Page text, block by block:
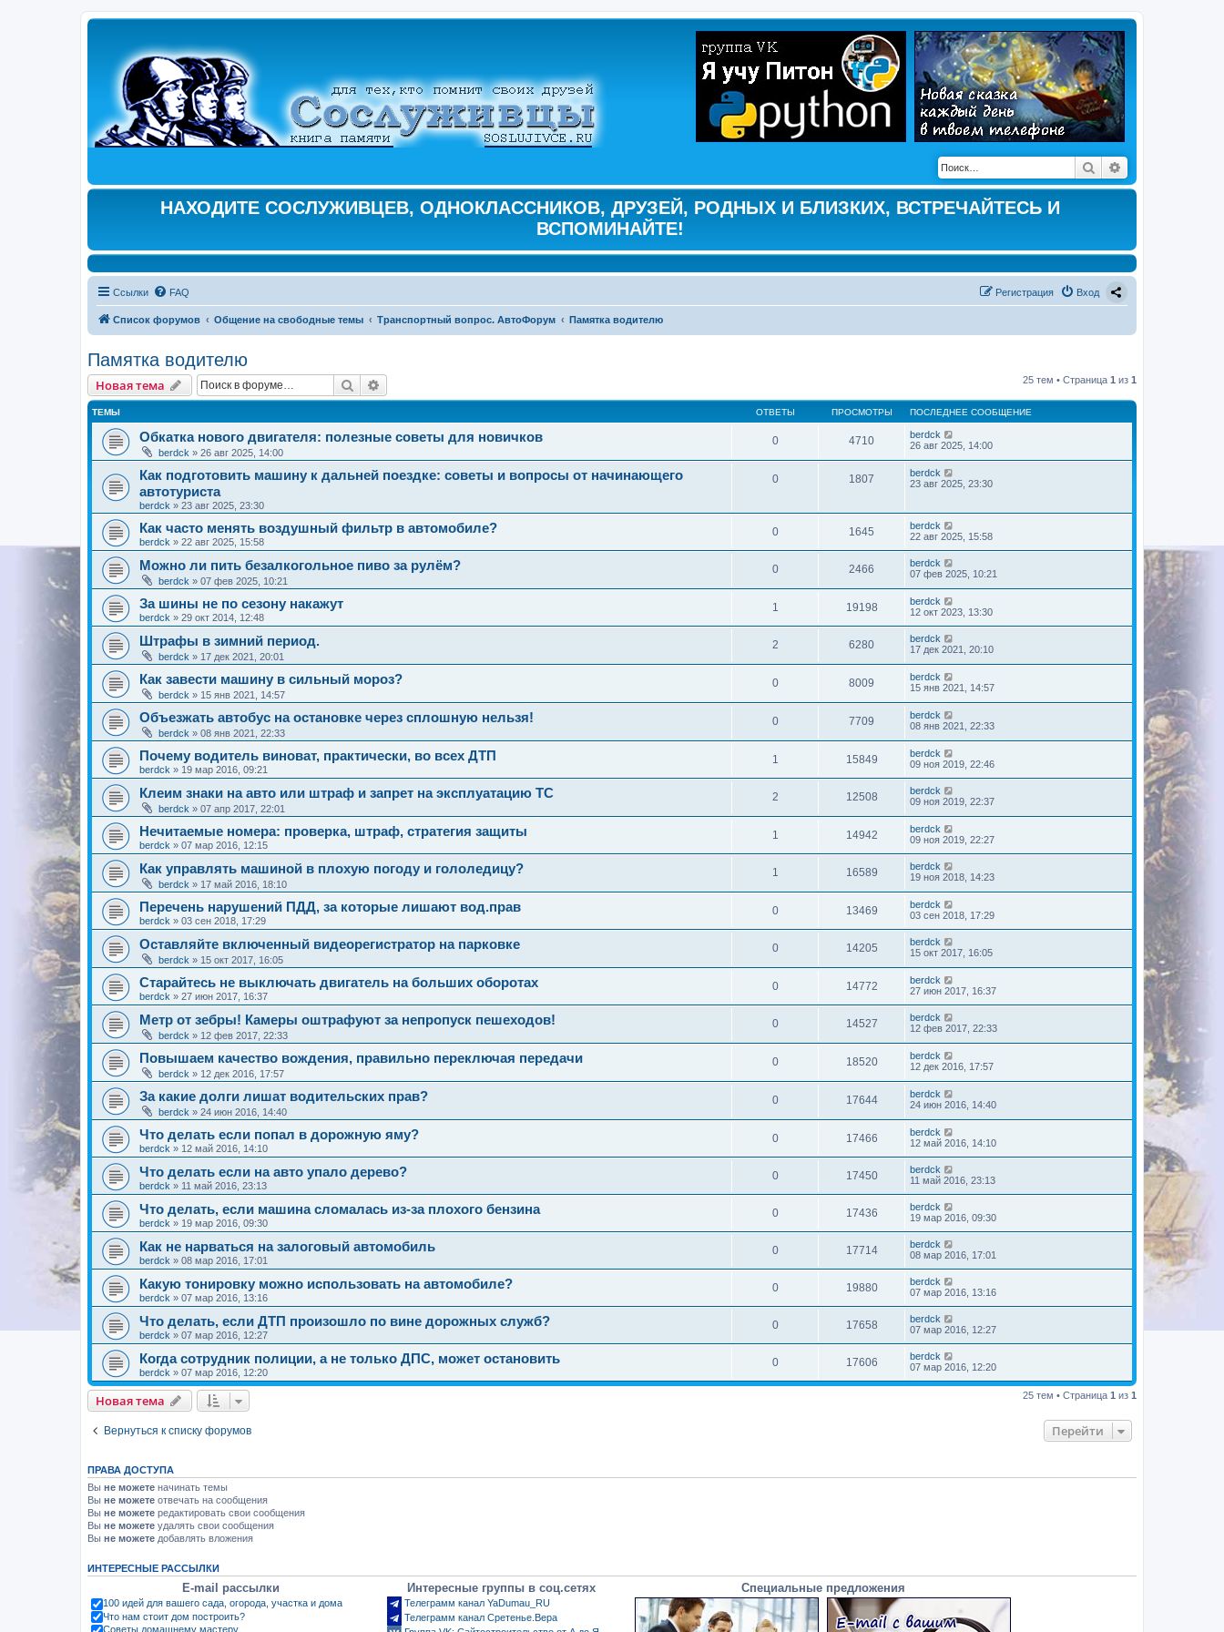
Поиск
НАХОДИТЕ СОСЛУЖИВЦЕВ, ОДНОКЛАССНИКОВ, ДРУЗЕЙ, РОДНЫХ И БЛИЗКИХ, ВСТРЕЧАЙТЕСЬ И
ВСПОМИНАЙТЕ!
Ссылки FAQ Вход
Регистрация
Список форумов Общение на свободные темы Транспортный вопрос. АвтоФорум Памятка водителю
Памятка водителю
Новая тема Поиск 25 тем • Страница 1 из 1
ТЕМЫ ОТВЕТЫ ПРОСМОТРЫ ПОСЛЕДНЕЕ СООБЩЕНИЕ
Обкатка нового двигателя: полезные советы для новичков
berdck » 26 авг 2025, 14:00
0 4710
berdck
26 авг 2025, 14:00
Как подготовить машину к дальней поездке: советы и вопросы от начинающего
автотуриста
berdck » 23 авг 2025, 23:30
0 1807
berdck
23 авг 2025, 23:30
Как часто менять воздушный фильтр в автомобиле?
berdck » 22 авг 2025, 15:58
0 1645
berdck
22 авг 2025, 15:58
Можно ли пить безалкогольное пиво за рулём?
berdck » 07 фев 2025, 10:21
0 2466
berdck
07 фев 2025, 10:21
За шины не по сезону накажут
berdck » 29 окт 2014, 12:48
1 19198
berdck
12 окт 2023, 13:30
Штрафы в зимний период.
berdck » 17 дек 2021, 20:01
2 6280
berdck
17 дек 2021, 20:10
Как завести машину в сильный мороз?
berdck » 15 янв 2021, 14:57
0 8009
berdck
15 янв 2021, 14:57
Объезжать автобус на остановке через сплошную нельзя!
berdck » 08 янв 2021, 22:33
0 7709
berdck
08 янв 2021, 22:33
Почему водитель виноват, практически, во всех ДТП
berdck » 19 мар 2016, 09:21
1 15849
berdck
09 ноя 2019, 22:46
Клеим знаки на авто или штраф и запрет на эксплуатацию ТС
berdck » 07 апр 2017, 22:01
2 12508
berdck
09 ноя 2019, 22:37
Нечитаемые номера: проверка, штраф, стратегия защиты
berdck » 07 мар 2016, 12:15
1 14942
berdck
09 ноя 2019, 22:27
Как управлять машиной в плохую погоду и гололедицу?
berdck » 17 май 2016, 18:10
1 16589
berdck
19 ноя 2018, 14:23
Перечень нарушений ПДД, за которые лишают вод.прав
berdck » 03 сен 2018, 17:29
0 13469
berdck
03 сен 2018, 17:29
Оставляйте включенный видеорегистратор на парковке
berdck » 15 окт 2017, 16:05
0 14205
berdck
15 окт 2017, 16:05
Старайтесь не выключать двигатель на больших оборотах
berdck » 27 июн 2017, 16:37
0 14772
berdck
27 июн 2017, 16:37
Метр от зебры! Камеры оштрафуют за непропуск пешеходов!
berdck » 12 фев 2017, 22:33
0 14527
berdck
12 фев 2017, 22:33
Повышаем качество вождения, правильно переключая передачи
berdck » 12 дек 2016, 17:57
0 18520
berdck
12 дек 2016, 17:57
За какие долги лишат водительских прав?
berdck » 24 июн 2016, 14:40
0 17644
berdck
24 июн 2016, 14:40
Что делать если попал в дорожную яму?
berdck » 12 май 2016, 14:10
0 17466
berdck
12 май 2016, 14:10
Что делать если на авто упало дерево?
berdck » 11 май 2016, 23:13
0 17450
berdck
11 май 2016, 23:13
Что делать, если машина сломалась из-за плохого бензина
berdck » 19 мар 2016, 09:30
0 17436
berdck
19 мар 2016, 09:30
Как не нарваться на залоговый автомобиль
berdck » 08 мар 2016, 17:01
0 17714
berdck
08 мар 2016, 17:01
Какую тонировку можно использовать на автомобиле?
berdck » 07 мар 2016, 13:16
0 19880
berdck
07 мар 2016, 13:16
Что делать, если ДТП произошло по вине дорожных служб?
berdck » 07 мар 2016, 12:27
0 17658
berdck
07 мар 2016, 12:27
Когда сотрудник полиции, а не только ДПС, может остановить
berdck » 07 мар 2016, 12:20
0 17606
berdck
07 мар 2016, 12:20
Новая тема 25 тем • Страница 1 из 1
Вернуться к списку форумов Перейти
ПРАВА ДОСТУПА
Вы не можете начинать темы
Вы не можете отвечать на сообщения
Вы не можете редактировать свои сообщения
Вы не можете удалять свои сообщения
Вы не можете добавлять вложения
ИНТЕРЕСНЫЕ РАССЫЛКИ
E-mail рассылки
100 идей для вашего сада, огорода, участка и дома
Что нам стоит дом построить?
Советы домашнему мастеру
Интересные группы в соц.сетях
Телеграмм канал YaDumau_RU
Телеграмм канал Сретенье.Вера
Специальные предложения